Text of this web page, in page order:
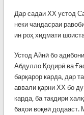
Дар садаи ХХ устод
неки чандасраи
ин роҳ хидмати
Устод Айнӣ бо
Абдулло Қодирӣ ва
барқарор карда, дар
аввали қарни ХХ бо
карда, ба тақдири
баҳои воқеӣ додааст.